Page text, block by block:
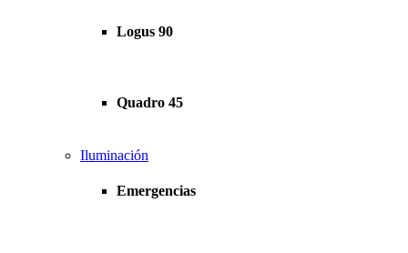
Logus 90
Quadro 45
Iluminación
Emergencias